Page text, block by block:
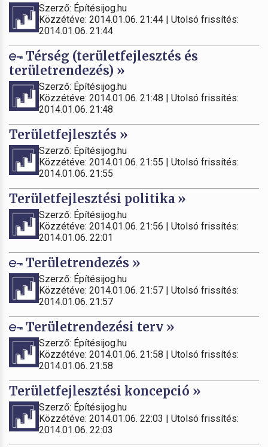
Szerző: Építésijog.hu
Közzétéve: 2014.01.06. 21:44 | Utolsó frissítés:
2014.01.06. 21:44
Térség (területfejlesztés és
területrendezés) »
Szerző: Építésijog.hu
Közzétéve: 2014.01.06. 21:48 | Utolsó frissítés:
2014.01.06. 21:48
Területfejlesztés »
Szerző: Építésijog.hu
Közzétéve: 2014.01.06. 21:55 | Utolsó frissítés:
2014.01.06. 21:55
Területfejlesztési politika »
Szerző: Építésijog.hu
Közzétéve: 2014.01.06. 21:56 | Utolsó frissítés:
2014.01.06. 22:01
Területrendezés »
Szerző: Építésijog.hu
Közzétéve: 2014.01.06. 21:57 | Utolsó frissítés:
2014.01.06. 21:57
Területrendezési terv »
Szerző: Építésijog.hu
Közzétéve: 2014.01.06. 21:58 | Utolsó frissítés:
2014.01.06. 21:58
Területfejlesztési koncepció »
Szerző: Építésijog.hu
Közzétéve: 2014.01.06. 22:03 | Utolsó frissítés:
2014.01.06. 22:03